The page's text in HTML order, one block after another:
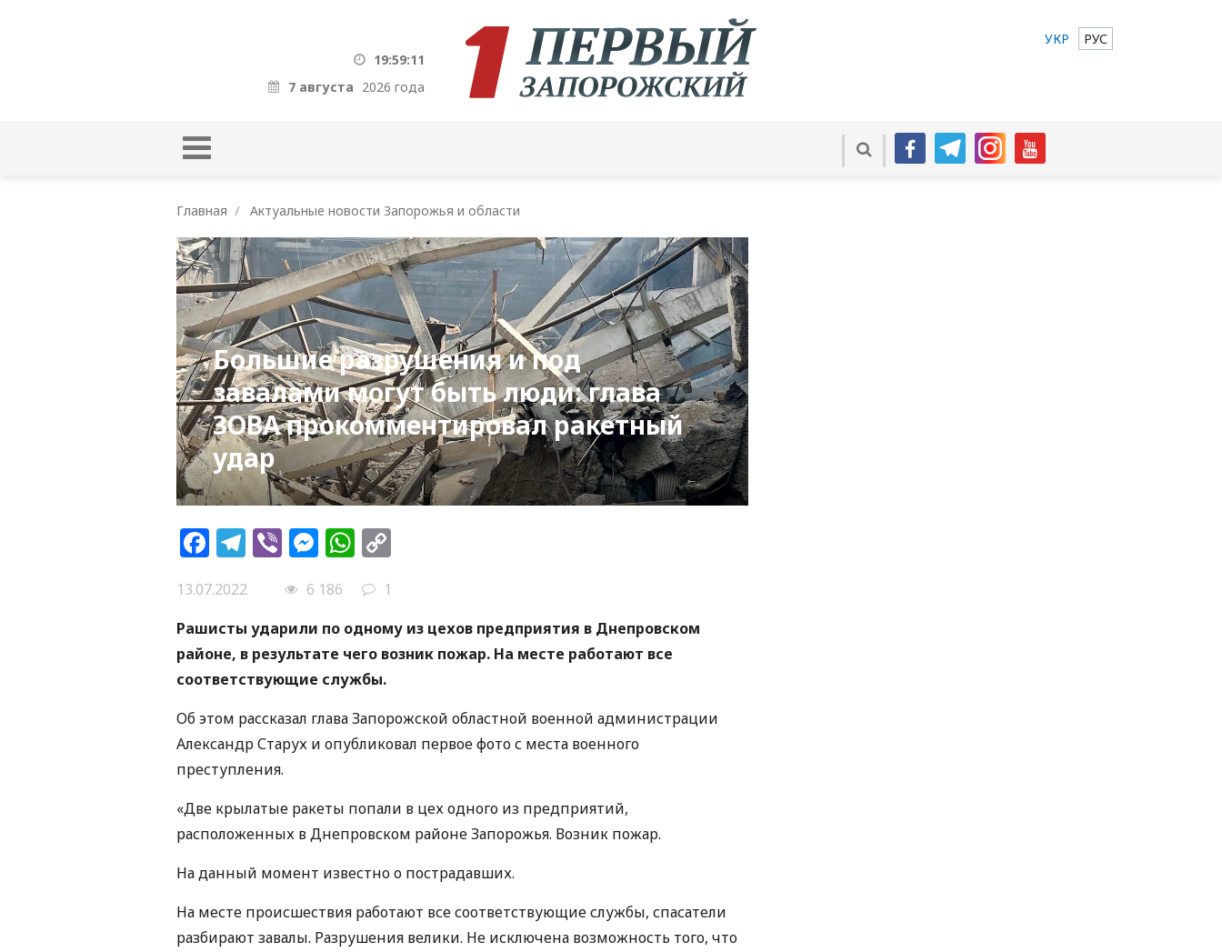
19:59:12
7 августа 2026 года
УКР РУС
Главная Актуальные новости Запорожья и области
Большие разрушения и под
завалами могут быть люди: глава
ЗОВА прокомментировал ракетный
удар
Facebook
Telegram
ViberMessenger
WhatsApp
13.07.2022 6 186
1
Рашисты ударили по одному из цехов предприятия в Днепровском
районе, в результате чего возник пожар. На месте работают все
соответствующие службы.
Об этом рассказал глава Запорожской областной военной администрации
Александр Старух и опубликовал первое фото с места военного
преступления.
«Две крылатые ракеты попали в цех одного из предприятий,
расположенных в Днепровском районе Запорожья. Возник пожар.
На данный момент известно о пострадавших.
На месте происшествия работают все соответствующие службы, спасатели
разбирают завалы. Разрушения велики. Не исключена возможность того, что